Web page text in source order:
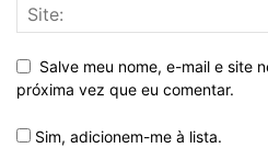
Salve meu nome, e-mail e site
próxima vez que eu comentar.
Sim, adicionem-me à lista.